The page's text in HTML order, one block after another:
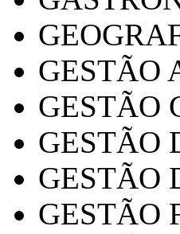
GESTÃO
GESTÃO
GESTÃO
GESTÃO
GESTÃO